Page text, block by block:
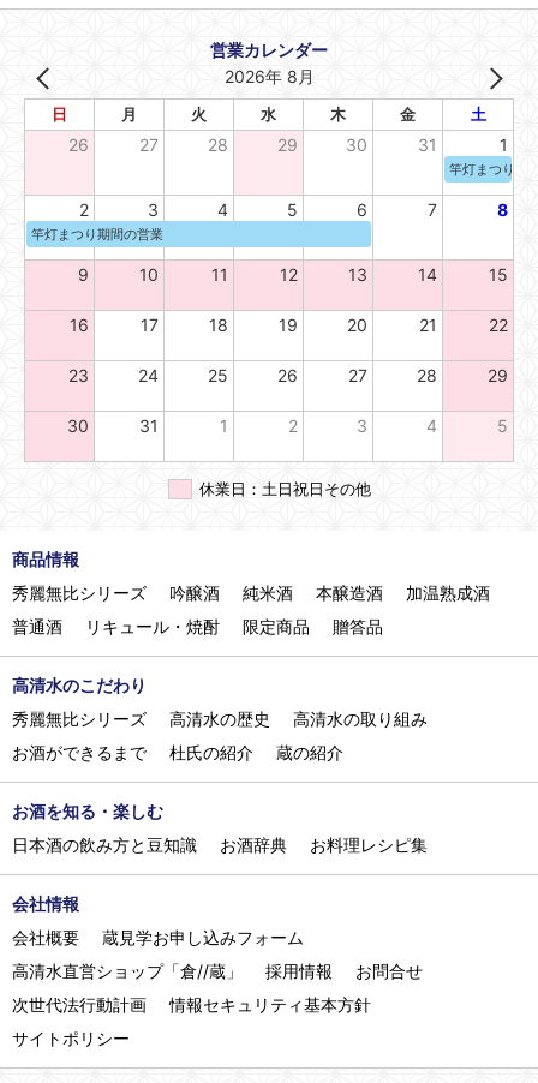
商品情報
秀麗無比シリーズ
吟醸酒 純米酒 本醸造酒
加温熟成酒
普通酒
リキュール・焼酎 限定商品 贈答品
高清水のこだわり
秀麗無比シリーズ
高清水の歴史
高清水の取り組み
お酒ができるまで
杜氏の紹介 蔵の紹介
お酒を知る・楽しむ
日本酒の飲み方と豆知識
お酒辞典 お料理レシピ集
会社情報
会社概要
蔵見学お申し込みフォーム
高清水直営ショップ「倉//蔵」
採用情報
お問合せ
次世代法行動計画
情報セキュリティ基本方針
サイトポリシー
営業カレンダー
2026年 8月
日 月 火 水 木 金 土
26 27 28 29 30 31 1
竿灯まつり期
2 3 4 5 6 7 8
竿灯まつり期間の営業
9 10 11 12 13 14 15
16 17 18 19 20 21 22
23 24 25 26 27 28 29
30 31 1 2 3 4 5
休業日：土日祝日その他